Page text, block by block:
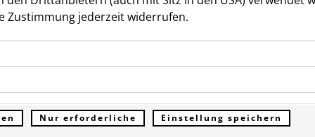
in Sonderauktion
Zustimmung jederzeit widerrufen.
ermöglichen grundlegende Funktionen und sind für
der Website erforderlich. Diese Cookies
Daten und werden an keine Dritten übermittelt.
erfassen Informationen anonym. Diese Informationen
unsere Besucher unsere Website nutzen.
Nur erforderliche Einstellung speichern